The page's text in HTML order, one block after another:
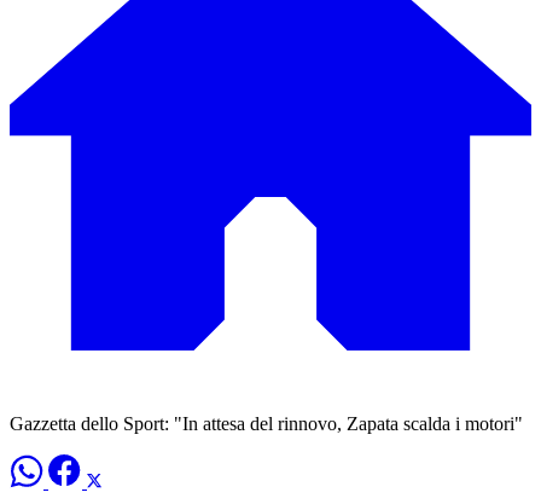
Gazzetta dello Sport: "In attesa del rinnovo, Zapata scalda i motori"